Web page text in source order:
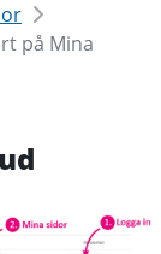
på Mina